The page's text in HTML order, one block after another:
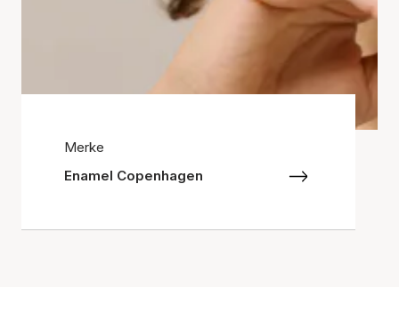
Merke
Enamel Copenhagen